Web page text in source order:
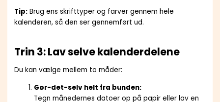
Tip: Brug ens skrifttyper og farver gennem hele
kalenderen, så den ser gennemført ud.
Trin 3: Lav selve kalenderdelene
Du kan vælge mellem to måder:
Gør-det-selv helt fra bunden:
Tegn månedernes datoer op på papir eller lav en